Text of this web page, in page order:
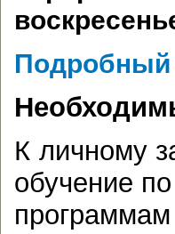
Подробный
К личному
обучение по
программам